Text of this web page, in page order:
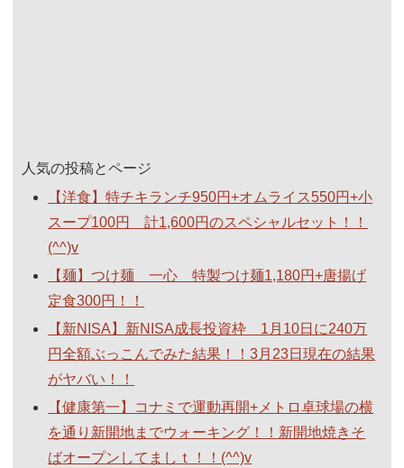
人気の投稿とページ
【洋食】特チキランチ950円+オムライス550円+小
スープ100円 計1,600円のスペシャルセット！！
(^^)v
【麺】つけ麺 一心 特製つけ麺1,180円+唐揚げ
定食300円！！
【新NISA】新NISA成長投資枠 1月10日に240万
円全額ぶっこんでみた結果！！3月23日現在の結果
がヤバい！！
【健康第一】コナミで運動再開+メトロ卓球場の横
を通り新開地までウォーキング！！新開地焼きそ
ばオープンしてましｔ！！(^^)v